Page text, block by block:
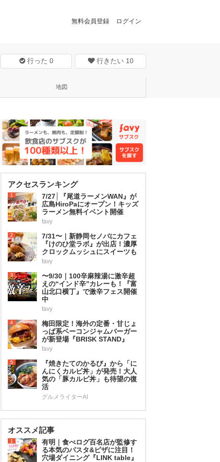
無料会員登録 ログイン
行った 0 行きたい 10
地図
アクセスランキング
1
7/27│『尾道ラーメンWAN』が
広島HiroPaにオープン！キッズ
ラーメン無料イベント開催
favy
2
7/31〜｜新静岡セノバにカフェ
『けのひ堂ラボ』が出店！濃厚
クロックムッシュにスイーツも
favy
3
〜9/30｜100辛麻辣湯に激辛超
えの“インド辛”カレーも！『富
山北口横丁』で激辛フェス開催
中
favy
4
梅田限定！海外の定番・甘じょ
っぱ系ベーコンジャムバーガー
が新登場『BRISK STAND』
favy
5
『焼きたてのかるび』から「に
んにくカルビ丼」が発売！大人
気の「豚カルビ丼」も待望の復
活
グルメライターAI
オススメ記事
1
有明｜食べログ百名店が監修す
る本気のパスタ&ピザに注目！
穴場ダイニング『LINK table』